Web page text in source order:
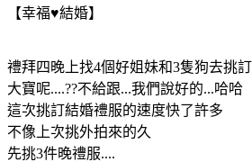
【幸福♥結婚】
禮拜四晚上找4個好姐妹和3隻狗去挑
大寶呢....??不給跟...我們說好的...哈哈
這次挑訂結婚禮服的速度快了許多
不像上次挑外拍來的久
先挑3件晚禮服....